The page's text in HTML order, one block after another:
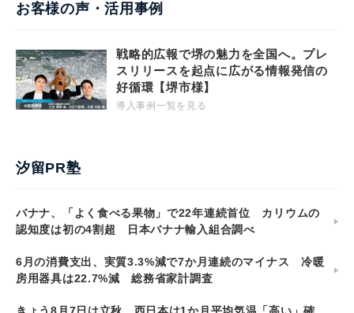
お客様の声・活用事例
戦略的広報で堺の魅力を全国へ。プレ
スリリースを起点に広がる情報発信の
好循環【堺市様】
導入事例一覧を見る
汐留PR塾
バナナ、「よく食べる果物」で22年連続首位 カリウムの
認知度は初の4割超 日本バナナ輸入組合調べ
6月の消費支出、実質3.3%減で7か月連続のマイナス 冷暖
房用器具は22.7%減 総務省家計調査